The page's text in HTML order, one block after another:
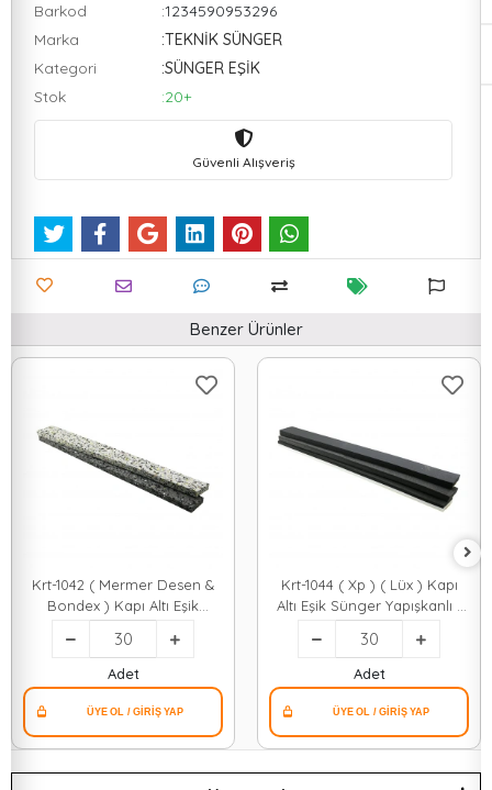
Barkod
:1234590953296
Marka
:TEKNİK SÜNGER
Kategori
:SÜNGER EŞİK
Stok
:20+
Güvenli Alışveriş
Benzer Ürünler
Krt-1042 ( Mermer Desen &
Bondex ) Kapı Altı Eşik
Süngeri Yapışkanlı ( 2.5 X
8cm ) ( 90cm )*30=k
Adet
Krt-1044 ( Xp ) ( Lüx ) Kapı
Altı Eşik Sünger Yapışkanlı (
2.5 X 8cm ) ( 90cm ) (
Ezilmez & Kırılmaz )*30=k
Adet